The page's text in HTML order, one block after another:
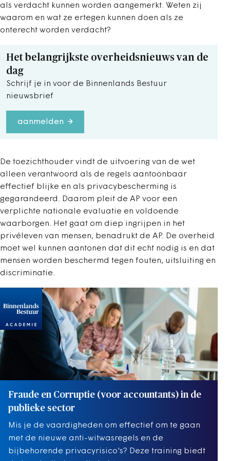
als verdacht kunnen worden aangemerkt. Weten zij
waarom en wat ze ertegen kunnen doen als ze
onterecht worden verdacht?
Het belangrijkste overheidsnieuws van de
dag
Schrijf je in voor de Binnenlands Bestuur
nieuwsbrief
aanmelden
De toezichthouder vindt de uitvoering van de wet
alleen verantwoord als de regels aantoonbaar
effectief blijke en als privacybescherming is
gegarandeerd. Daarom pleit de AP voor een
verplichte nationale evaluatie en voldoende
waarborgen. Het gaat om diep ingrijpen in het
privéleven van mensen, benadrukt de AP. De overheid
moet wel kunnen aantonen dat dit echt nodig is en dat
mensen worden beschermd tegen fouten, uitsluiting en
discriminatie.
Fraude en Corruptie (voor accountants) in de
publieke sector
Mis je de vaardigheden om effectief om te gaan
met de nieuwe anti-witwasregels en de
bijbehorende privacyrisico's? Deze training biedt